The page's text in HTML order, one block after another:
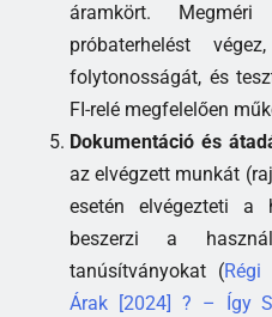
áramkört.
próbaterhelést
folytonosságát, és
FI-relé megfelelően
Dokumentáció és
az elvégzett munkát
esetén elvégezteti a
beszerzi a
tanúsítványokat (
Árak [2024] ? – Így